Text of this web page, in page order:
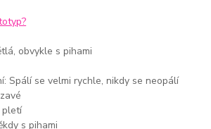
obvykle s pihami
Spálí se velmi rychle, nikdy se neopálí
pletí
s pihami